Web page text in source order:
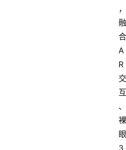
，
融
合
A
R
交
互
、
裸
眼
3